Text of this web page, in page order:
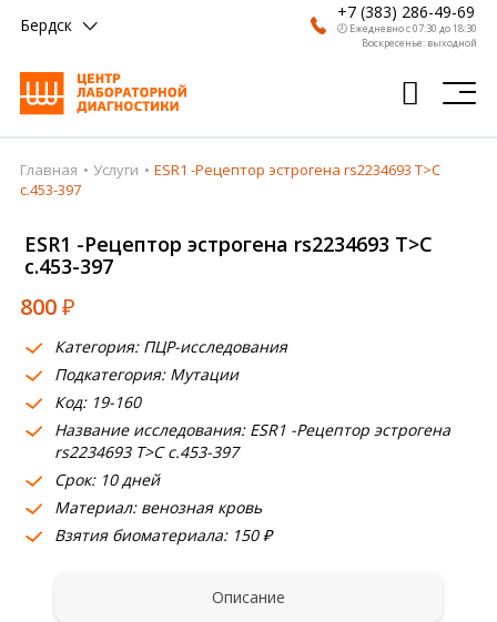
Бердск
+7 (383) 286-49-69
🕗 Ежедневно с 07:30 до 18:30
Воскресенье: выходной
Главная
Врачи
Получить результат
Пациентам
О компании
Где сдать
Партнерам
Главная Услуги
ESR1 -Рецептор эстрогена rs2234693 T>C
c.453-397
ESR1 -Рецептор эстрогена rs2234693 T>C
c.453-397
800₽
Категория: ПЦР-исследования
Подкатегория: Мутации
Код: 19-160
Название исследования: ESR1 -Рецептор эстрогена
rs2234693 T>C c.453-397
Срок: 10 дней
Материал: венозная кровь
Взятия биоматериала: 150 ₽
Описание